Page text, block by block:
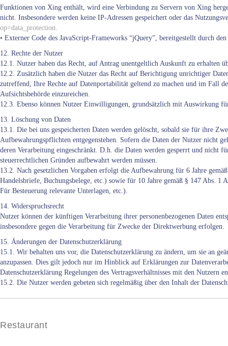
Funktionen von Xing enthält, wird eine Verbindung zu Servern von Xing
nicht. Insbesondere werden keine IP-Adressen gespeichert oder das
op=data_protection.
• Externer Code des JavaScript-Frameworks “jQuery”, bereitgestellt durch
12. Rechte der Nutzer
12.1. Nutzer haben das Recht, auf Antrag unentgeltlich Auskunft zu erhalten
12.2. Zusätzlich haben die Nutzer das Recht auf Berichtigung unrichtiger
zutreffend, Ihre Rechte auf Datenportabilität geltend zu machen und im Fall
Aufsichtsbehörde einzureichen.
12.3. Ebenso können Nutzer Einwilligungen, grundsätzlich mit Auswirkung
13. Löschung von Daten
13.1. Die bei uns gespeicherten Daten werden gelöscht, sobald sie für ihre
Aufbewahrungspflichten entgegenstehen. Sofern die Daten der Nutzer nicht
deren Verarbeitung eingeschränkt. D.h. die Daten werden gesperrt und nicht
steuerrechtlichen Gründen aufbewahrt werden müssen.
13.2. Nach gesetzlichen Vorgaben erfolgt die Aufbewahrung für 6 Jahre
Handelsbriefe, Buchungsbelege, etc.) sowie für 10 Jahre gemäß § 147 Abs.
Für Besteuerung relevante Unterlagen, etc.).
14. Widerspruchsrecht
Nutzer können der künftigen Verarbeitung ihrer personenbezogenen Daten
insbesondere gegen die Verarbeitung für Zwecke der Direktwerbung erfolgen.
15. Änderungen der Datenschutzerklärung
15.1. Wir behalten uns vor, die Datenschutzerklärung zu ändern, um sie an
anzupassen. Dies gilt jedoch nur im Hinblick auf Erklärungen zur
Datenschutzerklärung Regelungen des Vertragsverhältnisses mit den
15.2. Die Nutzer werden gebeten sich regelmäßig über den Inhalt der
Restaurant